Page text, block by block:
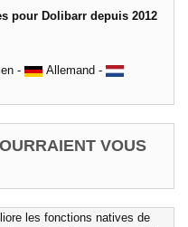
pour Dolibarr depuis 2012
-
Allemand -
VOUS
les fonctions natives de